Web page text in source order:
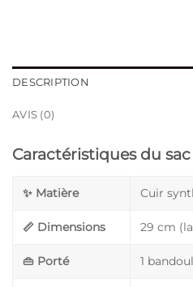
DESCRIPTION
AVIS (0)
Caractéristiques du
✨ Matière Cuir
📏 Dimensions 29 cm
👜 Porté 1